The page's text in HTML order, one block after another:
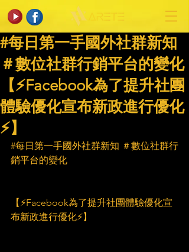
#每日第一手國外社群新知
＃數位社群行銷平台的變化
【⚡Facebook為了提升社團
體驗優化宣布新政進行優化
⚡】
#每日第一手國外社群新知 ＃數位社群行
銷平台的變化
【⚡Facebook為了提升社團體驗優化宣
布新政進行優化⚡】